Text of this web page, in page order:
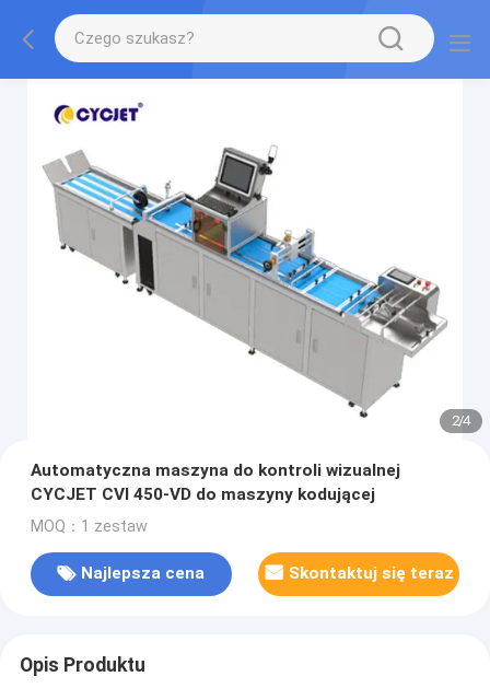
2/4
Automatyczna maszyna do kontroli wizualnej
CYCJET CVI 450-VD do maszyny kodującej
MOQ：1 zestaw
Najlepsza cena Skontaktuj się teraz
Opis Produktu